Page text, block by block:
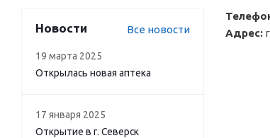
Адрес:
Новости Все новости
19 марта 2025
Открылась новая аптека
17 января 2025
Открытие в г. Северск